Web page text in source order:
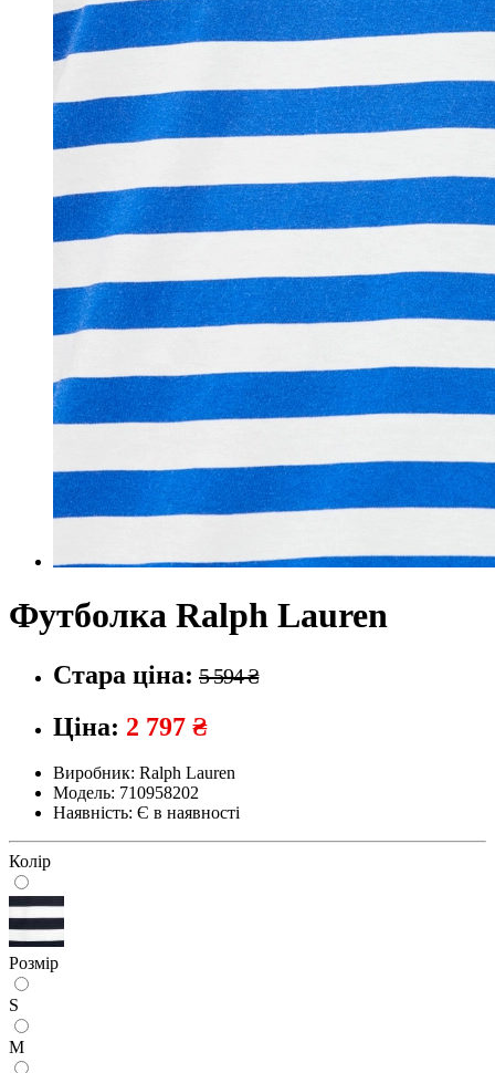
Футболка Ralph Lauren
Стара ціна: 5 594 ₴
Ціна: 2 797 ₴
Виробник: Ralph Lauren
Модель: 710958202
Наявність: Є в наявності
Колір
Розмір
S
M